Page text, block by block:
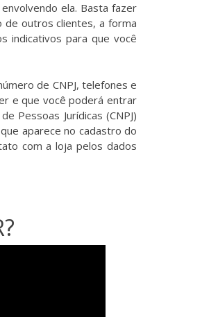
ela. Basta fazer
de outros clientes, a forma
indicativos para que você
de CNPJ, telefones e
e que você poderá entrar
Pessoas Jurídicas (CNPJ)
aparece no cadastro do
com a loja pelos dados